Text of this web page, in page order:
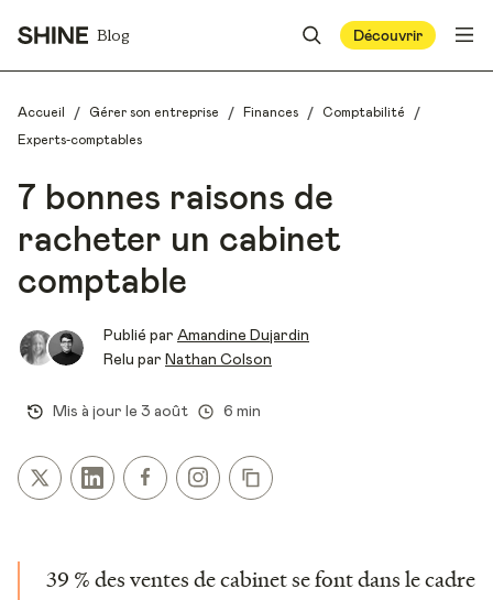
Blog Découvrir
Accueil / Gérer son entreprise / Finances / Comptabilité /
Experts-comptables
7 bonnes raisons de
racheter un cabinet
comptable
Publié par Amandine Dujardin
Relu par Nathan Colson
Mis à jour le 3 août 6 min
39 % des ventes de cabinet se font dans le cadre